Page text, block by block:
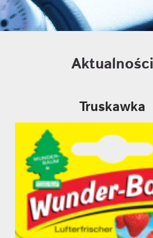
Aktualności
Truskawka